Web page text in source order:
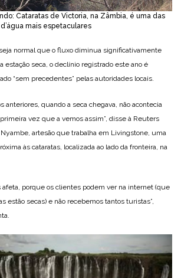
Cataratas de Victoria, na Zâmbia, é uma das
mais espetaculares
normal que o fluxo diminua significativamente
estação seca, o declínio registrado este ano é
“sem precedentes” pelas autoridades locais.
anteriores, quando a seca chegava, não acontecia
primeira vez que a vemos assim”, disse à Reuters
artesão que trabalha em Livingstone, uma
às cataratas, localizada ao lado da fronteira, na
afeta, porque os clientes podem ver na internet (que
estão secas) e não recebemos tantos turistas”,